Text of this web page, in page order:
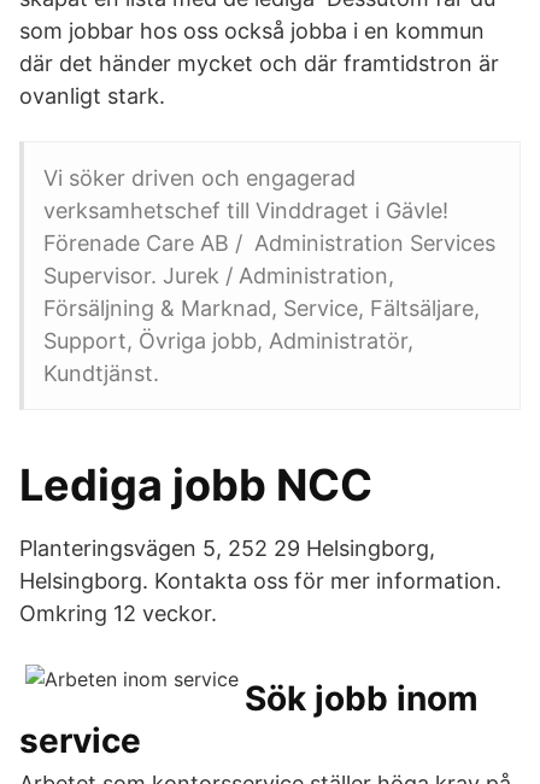
som jobbar hos oss också jobba i en kommun
där det händer mycket och där framtidstron är
ovanligt stark.
Vi söker driven och engagerad
verksamhetschef till Vinddraget i Gävle!
Förenade Care AB / Administration Services
Supervisor. Jurek / Administration,
Försäljning & Marknad, Service, Fältsäljare,
Support, Övriga jobb, Administratör,
Kundtjänst.
Lediga jobb NCC
Planteringsvägen 5, 252 29 Helsingborg,
Helsingborg. Kontakta oss för mer information.
Omkring 12 veckor.
Sök jobb inom
service